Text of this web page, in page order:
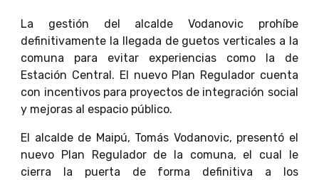
La gestión del alcalde Vodanovic prohíbe
definitivamente la llegada de guetos verticales a la
comuna para evitar experiencias como la de
Estación Central. El nuevo Plan Regulador cuenta
con incentivos para proyectos de integración social
y mejoras al espacio público.
El alcalde de Maipú, Tomás Vodanovic, presentó el
nuevo Plan Regulador de la comuna, el cual le
cierra la puerta de forma definitiva a los